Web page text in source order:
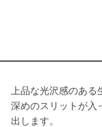
上品な光沢感のある
深めのスリットが入
出します。